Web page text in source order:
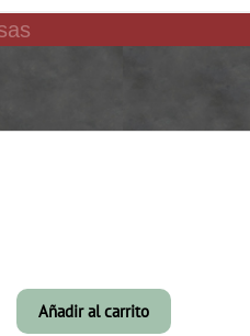
Añadir al carrito